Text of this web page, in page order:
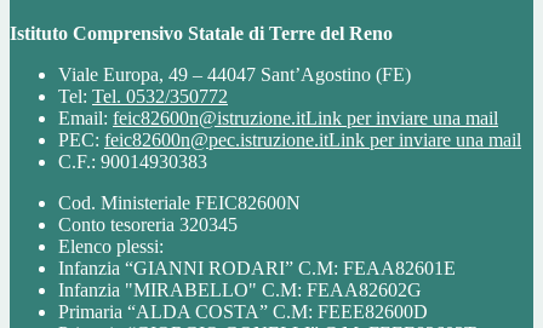
Istituto Comprensivo Statale di Terre del Reno
Viale Europa, 49 – 44047 Sant’Agostino (FE)
Tel: Tel. 0532/350772
Email: feic82600n@istruzione.itLink per inviare una mail
PEC: feic82600n@pec.istruzione.itLink per inviare una mail
C.F.: 90014930383
Cod. Ministeriale FEIC82600N
Conto tesoreria 320345
Elenco plessi:
Infanzia “GIANNI RODARI” C.M: FEAA82601E
Infanzia "MIRABELLO" C.M: FEAA82602G
Primaria “ALDA COSTA” C.M: FEEE82600D